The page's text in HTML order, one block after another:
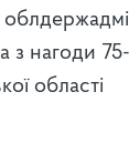
з нагоди 75-
області